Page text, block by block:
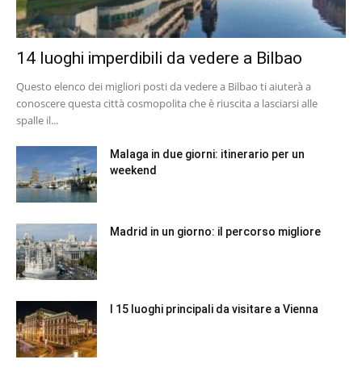
14 luoghi imperdibili da vedere a Bilbao
Questo elenco dei migliori posti da vedere a Bilbao ti aiuterà a
conoscere questa città cosmopolita che è riuscita a lasciarsi alle
spalle il...
Malaga in due giorni: itinerario per un
weekend
Madrid in un giorno: il percorso migliore
I 15 luoghi principali da visitare a Vienna